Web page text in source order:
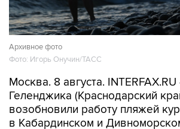
Архивное фото
Фото: Игорь Онучин/ТАСС
Москва. 8 августа. INTERFAX.RU
Геленджика (Краснодарский
возобновили работу пляжей
в Кабардинском и